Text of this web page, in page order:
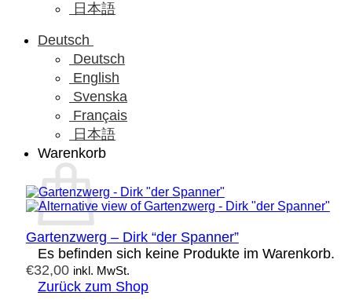
日本語
Deutsch
Deutsch
English
Svenska
Français
日本語
Warenkorb
Es befinden sich keine Produkte im Warenkorb.
Zurück zum Shop
Gartenzwerg – Dirk “der Spanner”
€32,00 inkl. MwSt.